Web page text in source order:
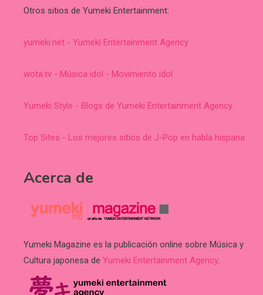
Otros sitios de Yumeki Entertainment:
yumeki.net - Yumeki Entertainment Agency
wota.tv - Música idol - Movimiento idol
Yumeki Style - Blogs de Yumeki Entertainment Agency
Top Sites - Los mejores sitios de J-Pop en habla hispana
Acerca de
Yumeki Magazine es la publicación online sobre Música y
Cultura japonesa de Yumeki Entertainment Agency.